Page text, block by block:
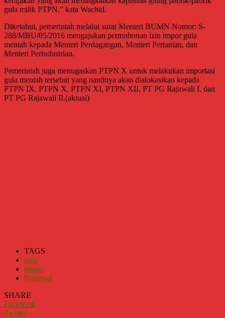
gula milik PTPN,” kata Wachid.
Diketahui, pemerintah melalui surat Menteri BUMN Nomor: S-
288/MBU/05/2016 mengajukan permohonan izin impor gula
mentah kepada Menteri Perdagangan, Menteri Pertanian, dan
Menteri Perindustrian.
Pemerintah juga menugaskan PTPN X untuk melakukan importasi
gula mentah tersebut yang nantinya akan dialokasikan kepada
PTPN IX, PTPN X, PTPN XI, PTPN XII, PT PG Rajawali I, dan
PT PG Rajawali II.(aktual)
TAGS
gula
impor
Nasional
SHARE
Facebook
Twitter